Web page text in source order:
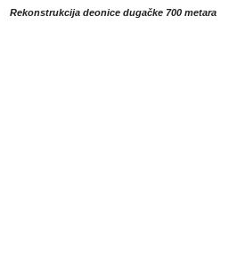
Rekonstrukcija deonice dugačke 700 metara